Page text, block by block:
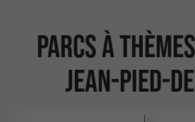
Parcs à
Jean-Pied-